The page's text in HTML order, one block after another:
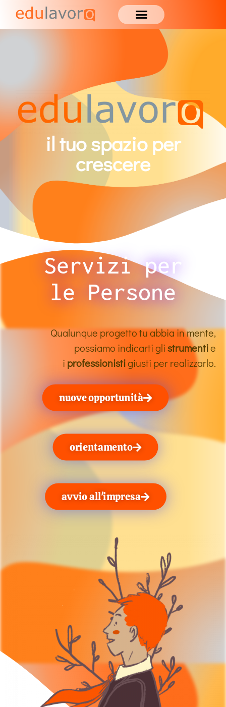
il tuo spazio per
crescere
Servizi per
le Persone
Qualunque progetto tu abbia in mente,
possiamo indicarti glistrumentie
i professionistigiusti per realizzarlo.
nuove opportunità
orientamento
avvio all'impresa